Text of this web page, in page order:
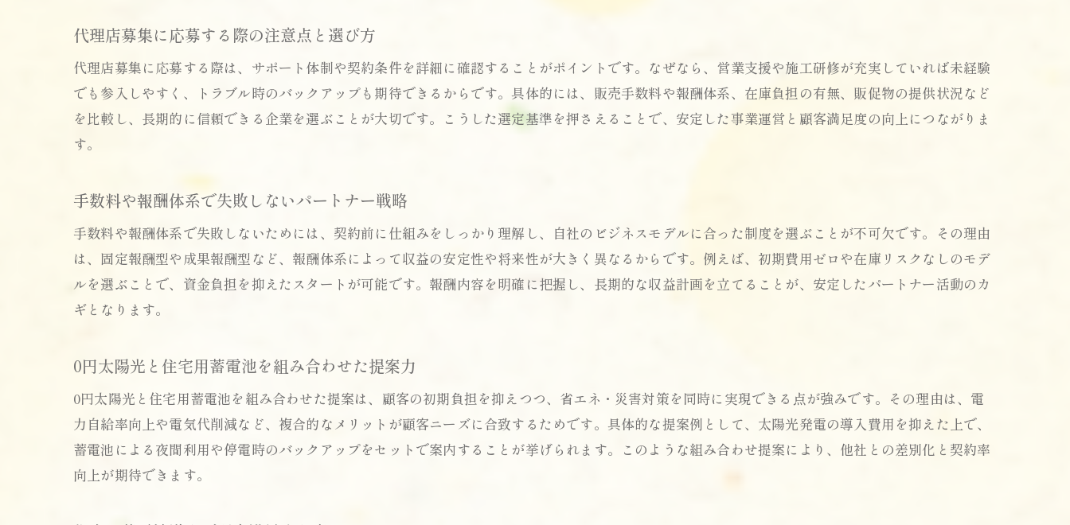
家庭用蓄電池導入で地域に根ざした事業展開
この分野で事業拡大を望む方への最新情報
住宅用蓄電池市場の最新動向と今後の展望
系統用蓄電池販売の新たな導入メリットを解説
家庭用蓄電池を活かす最新営業ノウハウとは
住宅用蓄電池事業で事業拡大を目指すためのヒント
代理店募集に応募する際の注意点と選び方
代理店募集に応募する際は、サポート体制や契約条件を詳細に確認することがポイントです。なぜなら、営業支援や施工研修が充実していれば未経験
でも参入しやすく、トラブル時のバックアップも期待できるからです。具体的には、販売手数料や報酬体系、在庫負担の有無、販促物の提供状況など
を比較し、長期的に信頼できる企業を選ぶことが大切です。こうした選定基準を押さえることで、安定した事業運営と顧客満足度の向上につながりま
す。
手数料や報酬体系で失敗しないパートナー戦略
手数料や報酬体系で失敗しないためには、契約前に仕組みをしっかり理解し、自社のビジネスモデルに合った制度を選ぶことが不可欠です。その理由
は、固定報酬型や成果報酬型など、報酬体系によって収益の安定性や将来性が大きく異なるからです。例えば、初期費用ゼロや在庫リスクなしのモデ
ルを選ぶことで、資金負担を抑えたスタートが可能です。報酬内容を明確に把握し、長期的な収益計画を立てることが、安定したパートナー活動のカ
ギとなります。
0円太陽光と住宅用蓄電池を組み合わせた提案力
0円太陽光と住宅用蓄電池を組み合わせた提案は、顧客の初期負担を抑えつつ、省エネ・災害対策を同時に実現できる点が強みです。その理由は、電
力自給率向上や電気代削減など、複合的なメリットが顧客ニーズに合致するためです。具体的な提案例として、太陽光発電の導入費用を抑えた上で、
蓄電池による夜間利用や停電時のバックアップをセットで案内することが挙げられます。このような組み合わせ提案により、他社との差別化と契約率
向上が期待できます。